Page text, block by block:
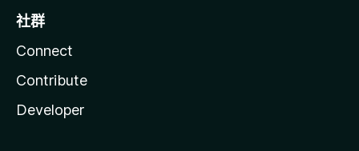
社群
Connect
Contribute
Developer